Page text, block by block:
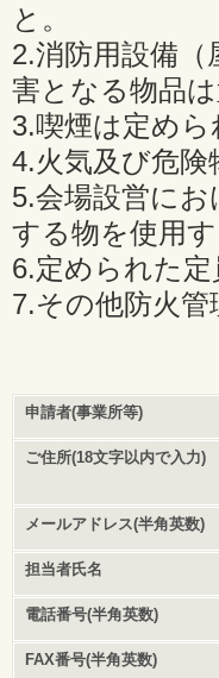
と。
2.消防用設備
害となる物品
3.喫煙は定め
4.火気及び危
5.会場設営に
する物を使用
6.定められた
7.その他防火
申請者(事業所等)
ご住所(18文字以内で入力)
メールアドレス(半角英数)
担当者氏名
電話番号(半角英数)
FAX番号(半角英数)